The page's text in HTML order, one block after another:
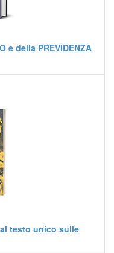
e della PREVIDENZA
testo unico sulle